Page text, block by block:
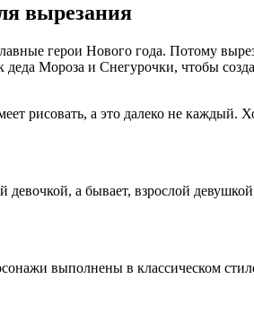
вырезания
герои Нового года. Потому
Мороза и Снегурочки, чтобы
рисовать, а это далеко не каждый.
а бывает, взрослой
выполнены в классическом